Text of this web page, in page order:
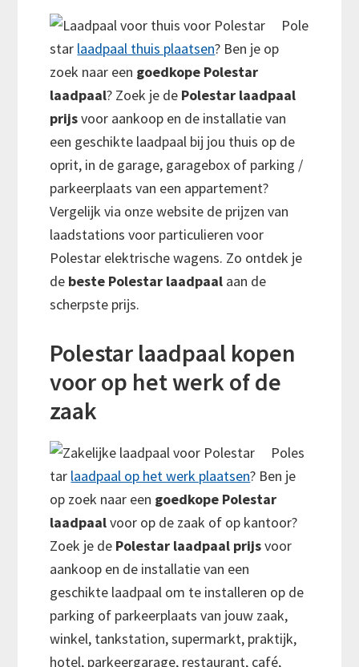
Pole
star laadpaal thuis plaatsen? Ben je op
zoek naar een goedkope Polestar
laadpaal? Zoek je de Polestar laadpaal
prijsvoor aankoop en de installatie van
een geschikte laadpaal bij jou thuis op de
oprit, in de garage, garagebox of parking /
parkeerplaats van een appartement?
Vergelijk via onze website de prijzen van
laadstations voor particulieren voor
Polestar elektrische wagens. Zo ontdek je
de beste Polestar laadpaal aan de
scherpste prijs.
Polestar laadpaal kopen
voor op het werk of de
zaak
Poles
tar laadpaal op het werk plaatsen? Ben je
op zoek naar een goedkope Polestar
laadpaalvoor op de zaak of op kantoor?
Zoek je de Polestar laadpaal prijsvoor
aankoop en de installatie van een
geschikte laadpaal om te installeren op de
parking of parkeerplaats van jouw zaak,
winkel, tankstation, supermarkt, praktijk,
hotel, parkeergarage, restaurant, café,